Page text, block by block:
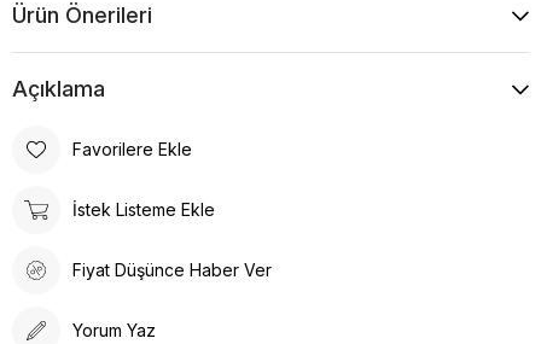
Ürün Önerileri
Açıklama
Favorilere Ekle
İstek Listeme Ekle
Fiyat Düşünce Haber Ver
Yorum Yaz